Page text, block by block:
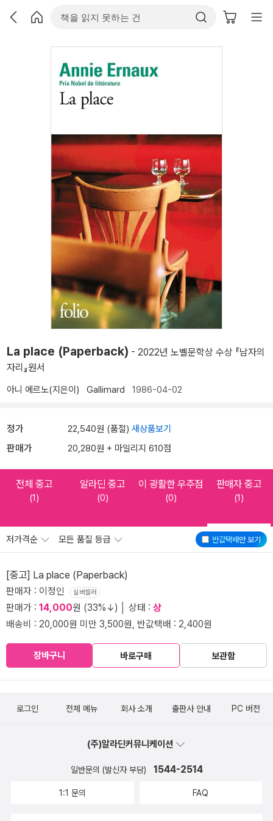
La place (Paperback) - 2022년 노벨문학상 수상 『남자의
자리』원서
아니 에르노(지은이) Gallimard 1986-04-02
정가 22,540원 (품절) 새상품보기
판매가 20,280원 + 마일리지 610점
전체 중고
(1)
알라딘 중고
(0)
이 광활한 우주점
(0)
판매자 중고
(1)
반값택배만 보기
저가격순 모든 품질 등급
[중고] La place (Paperback)
판매자 : 이정인 실버셀러
판매가 : 14,000원 (33%↓) │ 상태 : 상
배송비 : 20,000원 미만 3,500원, 반값택배 : 2,400원
장바구니 바로구매 보관함
로그인 전체 메뉴 회사 소개 출판사 안내 PC 버전
(주)알라딘커뮤니케이션
일반문의 (발신자 부담) 1544-2514
1:1 문의 FAQ